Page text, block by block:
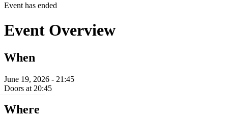
Event has ended
Event Overview
When
June 19, 2026 - 21:45
Doors at 20:45
Where